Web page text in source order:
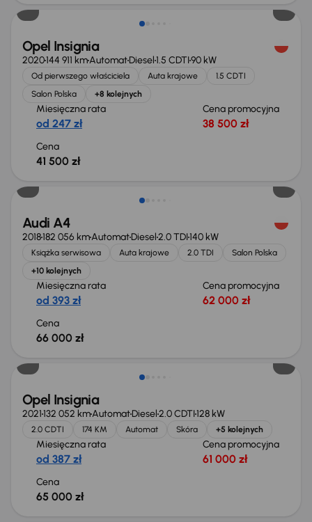
Opel Insignia
2020144 911 kmAutomatDiesel1.5 CDTI90 kW
Od pierwszego właściciela Auta krajowe
1.5 CDTI
Salon Polska
+8 kolejnych
Miesięczna rata
od 247 zł
Cena promocyjna
38 500 zł
Cena
41 500 zł
Audi A4
2018182 056 kmAutomatDiesel2.0 TDI140 kW
Książka serwisowa Auta krajowe 2.0 TDI
Salon Polska
+10 kolejnych
Miesięczna rata
od 393 zł
Cena promocyjna
62 000 zł
Cena
66 000 zł
Opel Insignia
2021132 052 kmAutomatDiesel2.0 CDTI128 kW
2.0 CDTI 174 KM Automat Skóra +5 kolejnych
Miesięczna rata
od 387 zł
Cena promocyjna
61 000 zł
Cena
65 000 zł